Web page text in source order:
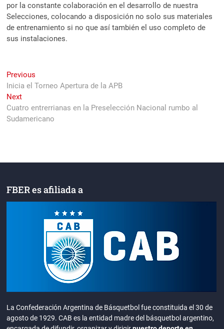
por la constante colaboración en el desarrollo de nuestra
Selecciones, colocando a disposición no solo sus materiales
de entrenamiento si no que así también el uso completo de
sus instalaciones.
Navegación
de
entradas
Previous
post:
Inicia el Torneo Apertura de la APB
NextNext
post:
Cuatro entrerrianas en la Preselección Nacional rumbo al
Sudamericano
FBER es afiliada a
La Confederación Argentina de Básquetbol fue constituida el 30 de
agosto de 1929. CAB es la entidad madre del básquetbol argentino,